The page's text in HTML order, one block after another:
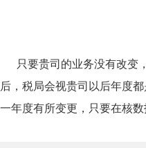
只要贵司的业务没有改变
，税局会视贵司以后年度
年度有所变更，只要在核